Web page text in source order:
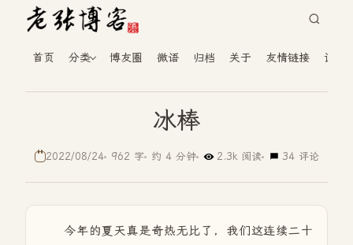
首页 分类 博友圈 微语 归档 关于 友情链接 读者
冰棒
2022/08/24 962 字 约 4 分钟 2.3k 阅读 34 评论
今年的夏天真是奇热无比了，我们这连续二十